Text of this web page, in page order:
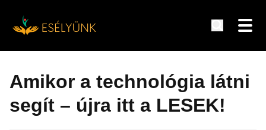
tartalomra
Amikor a technológia látni
segít – újra itt a LESEK!